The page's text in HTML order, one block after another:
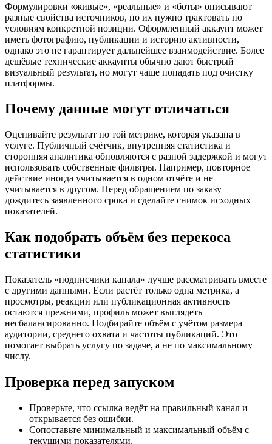
Формулировки «живые», «реальные» и «боты» описывают
разные свойства источников, но их нужно трактовать по
условиям конкретной позиции. Оформленный аккаунт может
иметь фотографию, публикации и историю активности,
однако это не гарантирует дальнейшее взаимодействие. Более
дешёвые технические аккаунты обычно дают быстрый
визуальный результат, но могут чаще попадать под очистку
платформы.
Почему данные могут отличаться
Оценивайте результат по той метрике, которая указана в
услуге. Публичный счётчик, внутренняя статистика и
сторонняя аналитика обновляются с разной задержкой и могут
использовать собственные фильтры. Например, повторное
действие иногда учитывается в одном отчёте и не
учитывается в другом. Перед обращением по заказу
дождитесь заявленного срока и сделайте снимок исходных
показателей.
Как подобрать объём без перекоса
статистики
Показатель «подписчики канала» лучше рассматривать вместе
с другими данными. Если растёт только одна метрика, а
просмотры, реакции или публикационная активность
остаются прежними, профиль может выглядеть
несбалансированно. Подбирайте объём с учётом размера
аудитории, среднего охвата и частоты публикаций. Это
помогает выбрать услугу по задаче, а не по максимальному
числу.
Проверка перед запуском
Проверьте, что ссылка ведёт на правильный канал и
открывается без ошибки.
Сопоставьте минимальный и максимальный объём с
текущими показателями.